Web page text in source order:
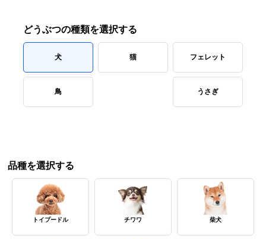
どうぶつの種類を選択する
犬
品種を選択する
トイプードル チワワ 柴犬
猫 フェレット
鳥 うさぎ